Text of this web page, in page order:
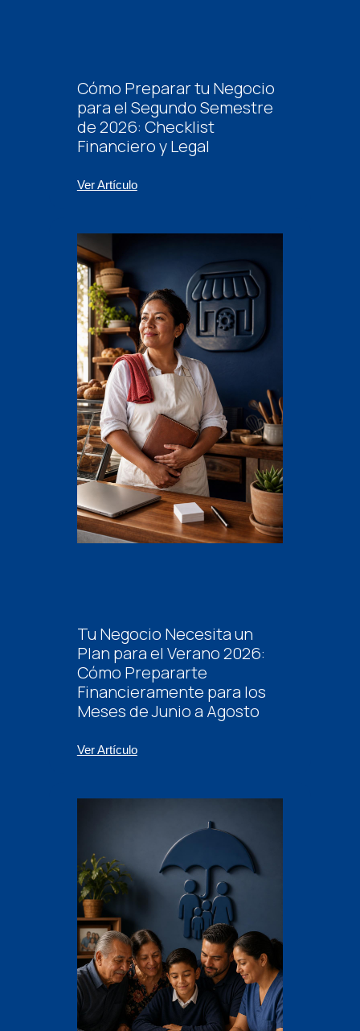
Cómo Preparar tu Negocio
para el Segundo Semestre
de 2026: Checklist
Financiero y Legal
Ver Artículo
Tu Negocio Necesita un
Plan para el Verano 2026:
Cómo Prepararte
Financieramente para los
Meses de Junio a Agosto
Ver Artículo